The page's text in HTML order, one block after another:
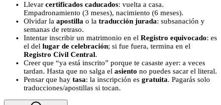
Llevar certificados caducados: vuelta a casa.
Empadronamiento (3 meses), nacimiento (6 meses).
Olvidar la apostilla o la traducción jurada: subsanación y
semanas de retraso.
Intentar inscribir un matrimonio en el Registro equivocado: es
el del lugar de celebración; si fue fuera, termina en el
Registro Civil Central.
Creer que “ya está inscrito” porque te casaste ayer: a veces
tardan. Hasta que no salga el asiento no puedes sacar el literal.
Pensar que hay tasa: la inscripción es gratuita. Pagarás solo
traducciones/apostillas si tocan.